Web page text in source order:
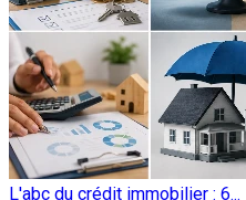
L'abc du crédit immobilier : 6...